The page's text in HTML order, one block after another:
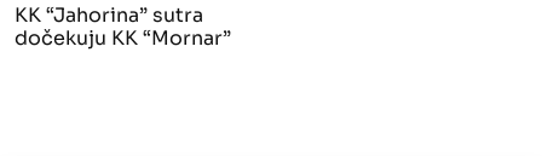
KK “Jahorina” sutra
dočekuju KK “Mornar”